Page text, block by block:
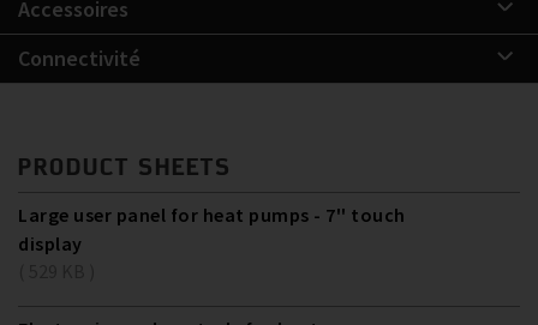
Accessoires
Connectivité
PRODUCT SHEETS
Large user panel for heat pumps - 7'' touch
display